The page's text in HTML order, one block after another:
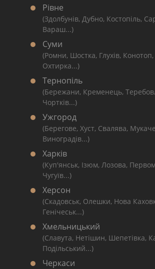
Рівне
(Здолбунів, Дубно, Костопіль,
Вараш...)
Суми
(Ромни, Шостка, Глухів,
Охтирка...)
Тернопіль
(Бережани, Кременець,
Чортків...)
Ужгород
(Берегове, Хуст, Свалява,
Виноградів...)
Харків
(Куп'янськ, Ізюм, Лозова,
Чугуїв...)
Херсон
(Скадовськ, Олешки, Нова
Генічеськ...)
Хмельницький
(Славута, Нетішин, Шепетівка,
Подільський...)
Черкаси